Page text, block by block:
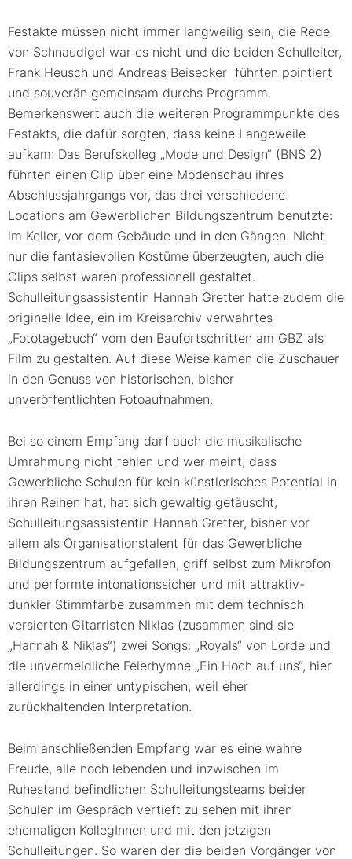
Festakte müssen nicht immer langweilig sein, die Rede
von Schnaudigel war es nicht und die beiden Schulleiter,
Frank Heusch und Andreas Beisecker führten pointiert
und souverän gemeinsam durchs Programm.
Bemerkenswert auch die weiteren Programmpunkte des
Festakts, die dafür sorgten, dass keine Langeweile
aufkam: Das Berufskolleg „Mode und Design“ (BNS 2)
führten einen Clip über eine Modenschau ihres
Abschlussjahrgangs vor, das drei verschiedene
Locations am Gewerblichen Bildungszentrum benutzte:
im Keller, vor dem Gebäude und in den Gängen. Nicht
nur die fantasievollen Kostüme überzeugten, auch die
Clips selbst waren professionell gestaltet.
Schulleitungsassistentin Hannah Gretter hatte zudem die
originelle Idee, ein im Kreisarchiv verwahrtes
„Fototagebuch“ vom den Baufortschritten am GBZ als
Film zu gestalten. Auf diese Weise kamen die Zuschauer
in den Genuss von historischen, bisher
unveröffentlichten Fotoaufnahmen.
Bei so einem Empfang darf auch die musikalische
Umrahmung nicht fehlen und wer meint, dass
Gewerbliche Schulen für kein künstlerisches Potential in
ihren Reihen hat, hat sich gewaltig getäuscht,
Schulleitungsassistentin Hannah Gretter, bisher vor
allem als Organisationstalent für das Gewerbliche
Bildungszentrum aufgefallen, griff selbst zum Mikrofon
und performte intonationssicher und mit attraktiv-
dunkler Stimmfarbe zusammen mit dem technisch
versierten Gitarristen Niklas (zusammen sind sie
„Hannah & Niklas“) zwei Songs: „Royals“ von Lorde und
die unvermeidliche Feierhymne „Ein Hoch auf uns“, hier
allerdings in einer untypischen, weil eher
zurückhaltenden Interpretation.
Beim anschließenden Empfang war es eine wahre
Freude, alle noch lebenden und inzwischen im
Ruhestand befindlichen Schulleitungsteams beider
Schulen im Gespräch vertieft zu sehen mit ihren
ehemaligen KollegInnen und mit den jetzigen
Schulleitungen. So waren der die beiden Vorgänger von